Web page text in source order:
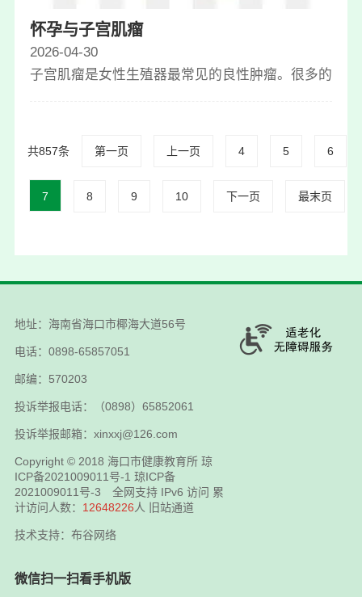
怀孕与子宫肌瘤
2026-04-30
子宫肌瘤是女性生殖器最常见的良性肿瘤。很多的女
共857条 第一页 上一页 4 5 6
7 8 9 10 下一页 最末页
地址：海南省海口市椰海大道56号
电话：0898-65857051
邮编：570203
投诉举报电话：（0898）65852061
投诉举报邮箱：xinxxj@126.com
Copyright © 2018 海口市健康教育所 琼
ICP备2021009011号-1 琼ICP备
2021009011号-3 全网支持 IPv6 访问 累
计访问人数： 12648226人 旧站通道
技术支持：布谷网络
微信扫一扫看手机版